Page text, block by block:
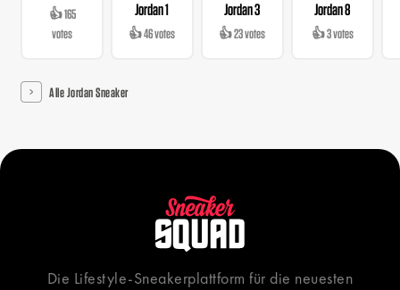
👍 165
votes
Jordan 1
👍 46 votes
Jordan 3
👍 23 votes
Jordan 8
👍 3 votes
Alle Jordan Sneaker
Die Lifestyle-Sneakerplattform für die neuesten